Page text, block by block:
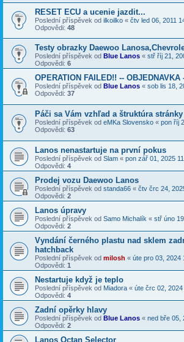
RESET ECU a ucenie jazdit...
Poslední příspěvek od ilkoilko « čtv led 06, 2011
Odpovědi: 48
Testy obrazky Daewoo
Poslední příspěvek od Blue Lanos « stř říj 21,
Odpovědi: 6
OPERATION FAILED!! --
Poslední příspěvek od Blue Lanos « sob lis 18,
Odpovědi: 37
Páči sa Vám vzhľad a štruktúra
Poslední příspěvek od eMKa Slovensko « pon říj
Odpovědi: 63
Lanos nenastartuje na první pokus
Poslední příspěvek od Slam « pon zář 01, 2025
Odpovědi: 4
Prodej vozu Daewoo Lanos
Poslední příspěvek od standa66 « čtv črc 24,
Odpovědi: 2
Lanos úpravy
Poslední příspěvek od Samo Michalík « stř úno
Odpovědi: 2
Vyndání černého plastu nad sklem
hatchback
Poslední příspěvek od milosh « úte pro 03, 2024
Odpovědi: 1
Nestartuje když je teplo
Poslední příspěvek od Miadora « úte črc 02, 2024
Odpovědi: 4
Zadní opěrky hlavy
Poslední příspěvek od Blue Lanos « ned bře 05,
Odpovědi: 2
Lanos Octan Selector